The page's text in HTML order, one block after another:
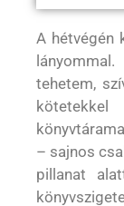
A hétvégén
tehetem,
– sajnos
pillanat